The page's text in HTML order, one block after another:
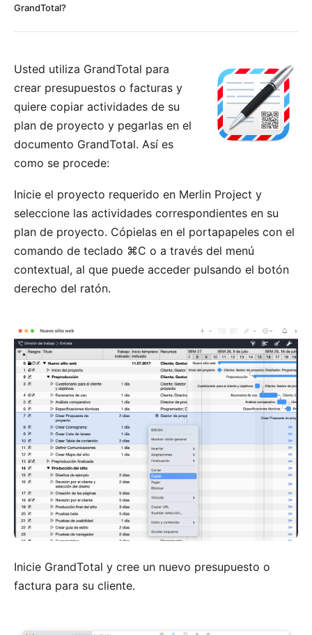
GrandTotal?
Usted utiliza GrandTotal para
crear presupuestos o facturas y
quiere copiar actividades de su
plan de proyecto y pegarlas en el
documento GrandTotal. Así es
como se procede:
Inicie el proyecto requerido en Merlin Project y
seleccione las actividades correspondientes en su
plan de proyecto. Cópielas en el portapapeles con el
comando de teclado ⌘C o a través del menú
contextual, al que puede acceder pulsando el botón
derecho del ratón.
Inicie GrandTotal y cree un nuevo presupuesto o
factura para su cliente.